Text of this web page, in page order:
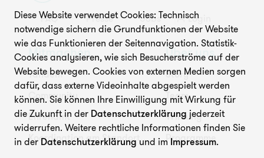
Unterstützen
FAQ Presse Jobs Login
FAQ Presse Jobs Login
Mitmachen
Tandem
Community
Ehrenamt
Koordination am Standort
Über uns
Story
Team
Wirkung
Programme
Diese Website verwendet Cookies: Technisch
notwendige sichern die Grundfunktionen der Website
wie das Funktionieren der Seitennavigation. Statistik-
Cookies analysieren, wie sich Besucherströme auf der
Website bewegen. Cookies von externen Medien sorgen
dafür, dass externe Videoinhalte abgespielt werden
können. Sie können Ihre Einwilligung mit Wirkung für
die Zukunft in der Datenschutzerklärung jederzeit
widerrufen. Weitere rechtliche Informationen finden Sie
in der Datenschutzerklärung und im Impressum.